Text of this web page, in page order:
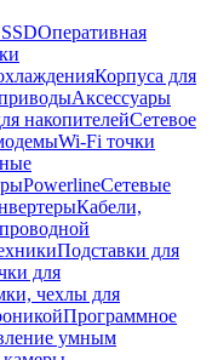
Оперативная
Корпуса для
Аксессуары
накопителейСетевое
Wi-Fi точки
PowerlineСетевые
Кабели,
Подставки для
для
чехлы для
Программное
умным